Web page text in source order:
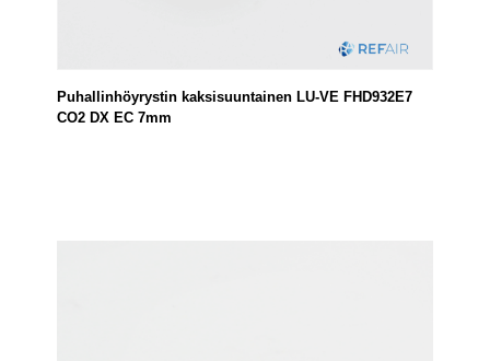
Puhallinhöyrystin kaksisuuntainen LU-VE FHD932E7
CO2 DX EC 7mm